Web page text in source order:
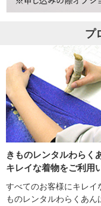
プ
きものレンタルわらく
キレイな着物をご利用
すべてのお客様にキレイ
ものレンタルわらくあ